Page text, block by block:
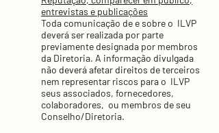
entrevistas e publicações
Toda comunicação de e sobre o ILVP
deverá ser realizada por parte
previamente designada por membros
da Diretoria. A informação divulgada
não deverá afetar direitos de terceiros
nem representar riscos para o ILVP
seus associados, fornecedores,
colaboradores, ou membros de seu
Conselho/Diretoria.